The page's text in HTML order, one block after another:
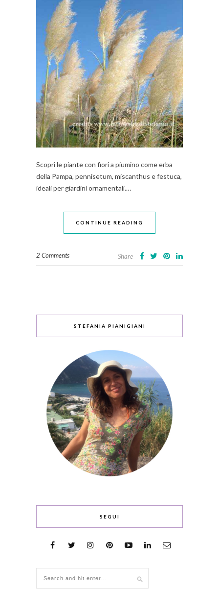
Scopri le piante con fiori a piumino come erba
della Pampa, pennisetum, miscanthus e festuca,
ideali per giardini ornamentali.…
CONTINUE READING
2 Comments Share
STEFANIA PIANIGIANI
SEGUI